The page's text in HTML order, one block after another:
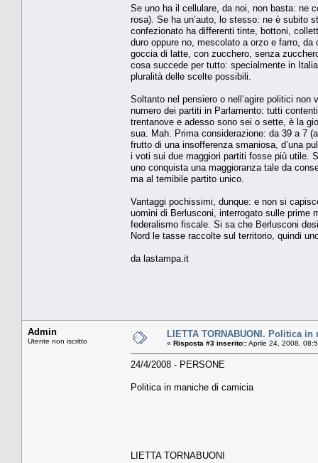
Se uno ha il cellulare, da noi, non basta: ne
rosa). Se ha un’auto, lo stesso: ne è subito
confezionato ha differenti tinte, bottoni,
duro oppure no, mescolato a orzo e farro,
goccia di latte, con zucchero, senza
cosa succede per tutto: specialmente in
pluralità delle scelte possibili.
Soltanto nel pensiero o nell’agire politici
numero dei partiti in Parlamento: tutti
trentanove e adesso sono sei o sette, è la
sua. Mah. Prima considerazione: da 39 a 7
frutto di una insofferenza smaniosa, d’una
i voti sui due maggiori partiti fosse più utile.
uno conquista una maggioranza tale da
ma al temibile partito unico.
Vantaggi pochissimi, dunque: e non si
uomini di Berlusconi, interrogato sulle prime
federalismo fiscale. Si sa che Berlusconi
Nord le tasse raccolte sul territorio, quindi
da lastampa.it
Admin
Utente non iscritto
LIETTA TORNABUONI. Politica
« Risposta #3 inserito::Aprile 24, 2008,
24/4/2008 - PERSONE
Politica in maniche di camicia
LIETTA TORNABUONI